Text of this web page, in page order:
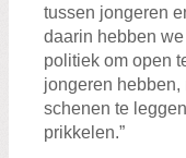
tussen jongeren
daarin hebben
politiek om open
jongeren
schenen te
prikkelen.”